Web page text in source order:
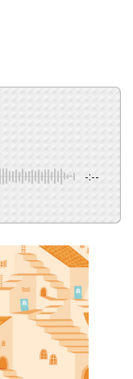
-:--